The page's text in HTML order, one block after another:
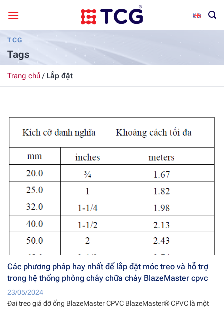
qua
nội
dung
TCG
Tags
Trang chủ/ Lắp đặt
Các phương pháp hay nhất để lắp đặt móc treo và hỗ trợ
trong hệ thống phòng cháy chữa cháy BlazeMaster cpvc
23/05/2024
Đai treo giá đỡ ống BlazeMaster CPVC BlazeMaster® CPVC là một